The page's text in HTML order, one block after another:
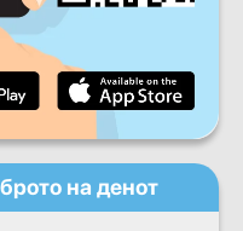
на денот